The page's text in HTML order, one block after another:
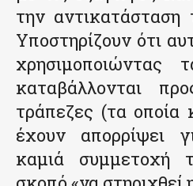
την
Υποστηρίζουν ότι
καταβάλλονται
τράπεζες (τα οποία
έχουν απορρίψει
καμιά συμμετοχή